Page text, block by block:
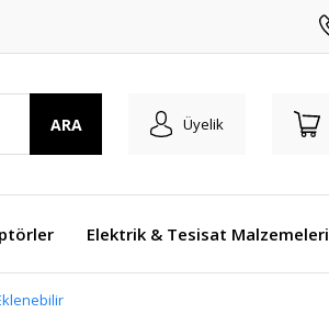
ARA Üyelik
Elektrik & Tesisat Malzemeleri